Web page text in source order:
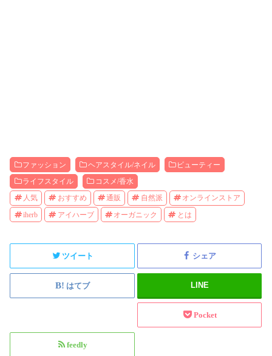
ファッション ヘアスタイル/ネイル
ビューティー
ライフスタイル
コスメ/香水
人気
おすすめ 通販 自然派
オンラインストア
iherb
アイハーブ オーガニック とは
ツイート シェア
はてブ LINE
Pocket
feedly